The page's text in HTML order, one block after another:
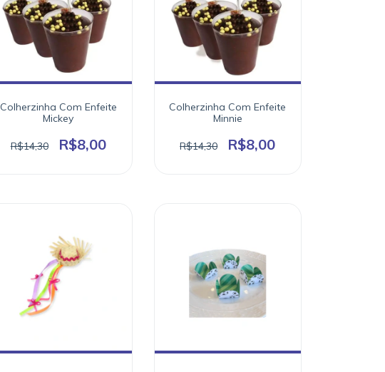
Colherzinha Com Enfeite
Mickey
R$14,30 R$8,00
Colherzinha Com Enfeite
Minnie
R$14,30 R$8,00